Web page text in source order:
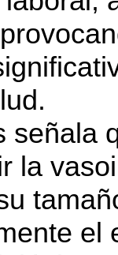
señala
la
el